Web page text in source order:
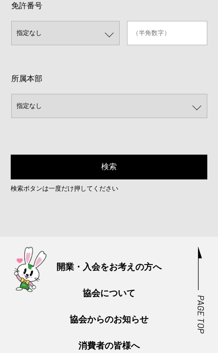
免許番号
所属本部
検索ボタンは一度だけ押してください
開業・入会をお考えの方へ
協会について
協会からのお知らせ
消費者の皆様へ